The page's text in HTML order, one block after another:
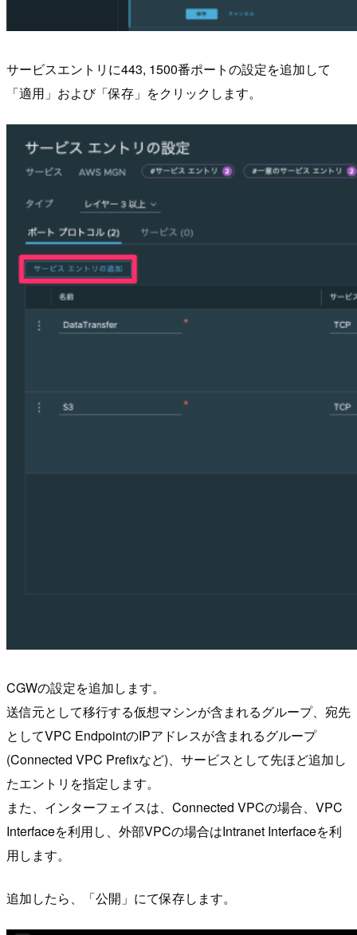
サービスエントリに443, 1500番ポートの設定を追加して
「適用」および「保存」をクリックします。
CGWの設定を追加します。
送信元として移行する仮想マシンが含まれるグループ、宛先
としてVPC EndpointのIPアドレスが含まれるグループ
(Connected VPC Prefixなど)、サービスとして先ほど追加し
たエントリを指定します。
また、インターフェイスは、Connected VPCの場合、VPC
Interfaceを利用し、外部VPCの場合はIntranet Interfaceを利
用します。
追加したら、「公開」にて保存します。